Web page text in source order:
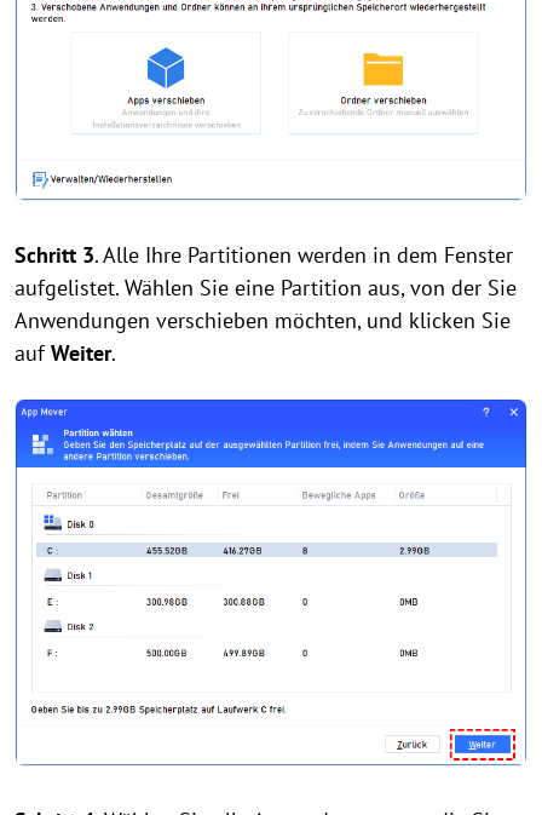
Schritt 3. Alle Ihre Partitionen werden in dem Fenster
aufgelistet. Wählen Sie eine Partition aus, von der Sie
Anwendungen verschieben möchten, und klicken Sie
aufWeiter.